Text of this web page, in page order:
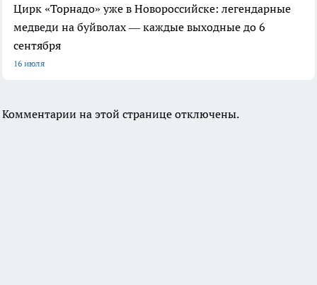
Цирк «Торнадо» уже в Новороссийске: легендарные
медведи на буйволах — каждые выходные до 6
сентября
16 июля
Комментарии на этой странице отключены.